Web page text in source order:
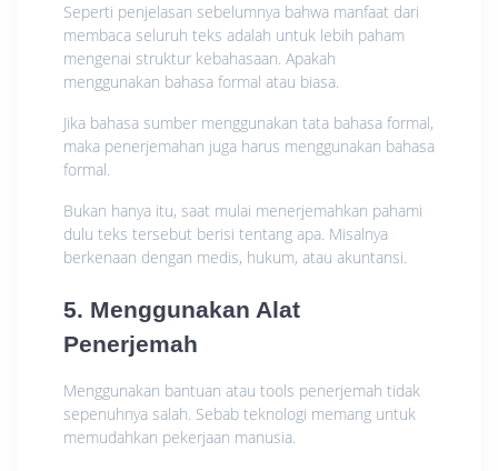
Seperti penjelasan sebelumnya bahwa manfaat dari
membaca seluruh teks adalah untuk lebih paham
mengenai struktur kebahasaan. Apakah
menggunakan bahasa formal atau biasa.
Jika bahasa sumber menggunakan tata bahasa formal,
maka penerjemahan juga harus menggunakan bahasa
formal.
Bukan hanya itu, saat mulai menerjemahkan pahami
dulu teks tersebut berisi tentang apa. Misalnya
berkenaan dengan medis, hukum, atau akuntansi.
5. Menggunakan Alat
Penerjemah
Menggunakan bantuan atau tools penerjemah tidak
sepenuhnya salah. Sebab teknologi memang untuk
memudahkan pekerjaan manusia.